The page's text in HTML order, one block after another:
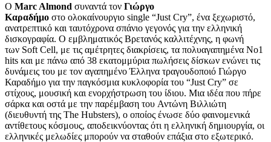
Ο Marc Almond συναντά τον Γιώργο
Καραδήμο στο ολοκαίνουργιο single “Just Cry”, ένα ξεχωριστό,
ανατρεπτικό και ταυτόχρονα σπάνιο γεγονός για την ελληνική
δισκογραφία. Ο εμβληματικός Βρετανός καλλιτέχνης, η φωνή
των Soft Cell, με τις αμέτρητες διακρίσεις, τα πολυαγαπημένα No1
hits και με πάνω από 38 εκατομμύρια πωλήσεις δίσκων ενώνει τις
δυνάμεις του με τον αγαπημένο Έλληνα τραγουδοποιό Γιώργο
Καραδήμο για την παγκόσμια κυκλοφορία του “Just Cry” σε
στίχους, μουσική και ενορχήστρωση του ίδιου. Mια ιδέα που πήρε
σάρκα και οστά με την παρέμβαση του Αντώνη Βιλλιώτη
(διευθυντή της The Hubsters), ο οποίος ένωσε δύο φαινομενικά
αντίθετους κόσμους, αποδεικνύοντας ότι η ελληνική δημιουργία, οι
ελληνικές μελωδίες μπορούν να σταθούν επάξια στο εξωτερικό.